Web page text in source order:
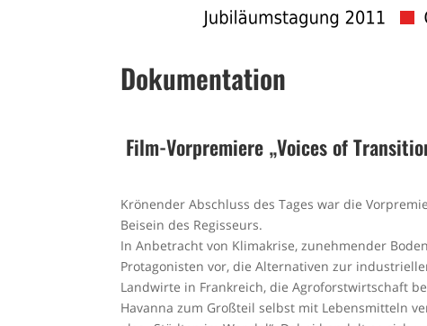
Dokumentation
Film-Vorpremiere „Voices of
Krönender Abschluss des Tages war die
Beisein des Regisseurs.
In Anbetracht von Klimakrise, zunehmender
Protagonisten vor, die Alternativen zur
Landwirte in Frankreich, die Agroforstwirtschaft
Havanna zum Großteil selbst mit Lebensmitteln